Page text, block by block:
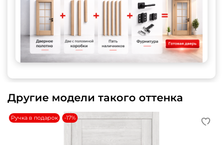
Другие модели такого оттенка
Ручка в подарок -17%